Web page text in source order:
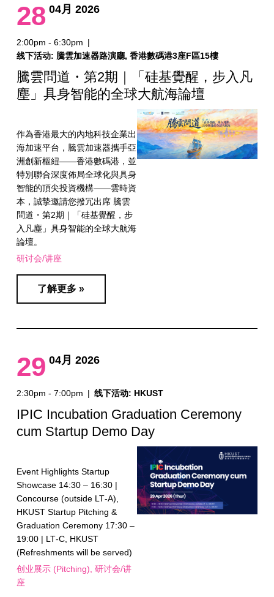
28 04月 2026
2:00pm - 6:30pm |
线下活动: 騰雲加速器路演廳, 香港數碼港3座F區15樓
騰雲問道・第2期｜「硅基覺醒，步入凡
塵」具身智能的全球大航海論壇
作為香港最大的內地科技企業出
海加速平台，騰雲加速器攜手亞
洲創新樞紐——香港數碼港，並
特別聯合深度佈局全球化與具身
智能的頂尖投資機構——雲時資
本，誠摯邀請您撥冗出席 騰雲
問道・第2期｜「硅基覺醒，步
入凡塵」具身智能的全球大航海
論壇。
研讨会/讲座
了解更多 »
29 04月 2026
2:30pm - 7:00pm | 线下活动: HKUST
IPIC Incubation Graduation Ceremony
cum Startup Demo Day
Event Highlights Startup
Showcase 14:30 – 16:30 |
Concourse (outside LT‑A),
HKUST Startup Pitching &
Graduation Ceremony 17:30 –
19:00 | LT‑C, HKUST
(Refreshments will be served)
创业展示 (Pitching) 研讨会/讲
座